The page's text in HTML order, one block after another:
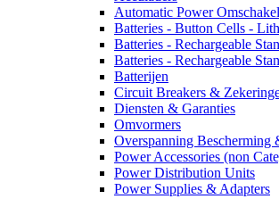
Automatic Power
Batteries - Button Cells -
Batteries - Rechargeable
Batteries - Rechargeable
Batterijen
Circuit Breakers &
Diensten & Garanties
Omvormers
Overspanning Bescherming
Power Accessories (non
Power Distribution Units
Power Supplies & Adapters